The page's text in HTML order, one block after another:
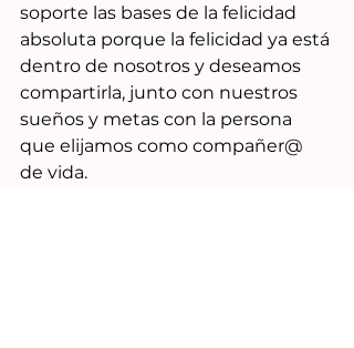
soporte las bases de la felicidad
absoluta porque la felicidad ya está
dentro de nosotros y deseamos
compartirla, junto con nuestros
sueños y metas con la persona
que elijamos como compañer@
de vida.